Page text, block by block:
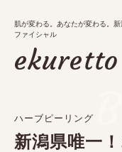
肌が変わる。あなたが変わる。
ファイシャル
ekuretto
ハーブピーリング
新潟県唯一
肌が変わる。あなたが変わる。
ファイシャル
ekuretto
メニュー